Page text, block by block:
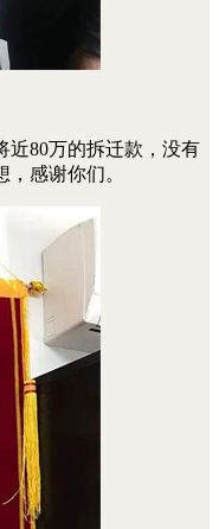
近80万的拆迁款，没有
感谢你们。